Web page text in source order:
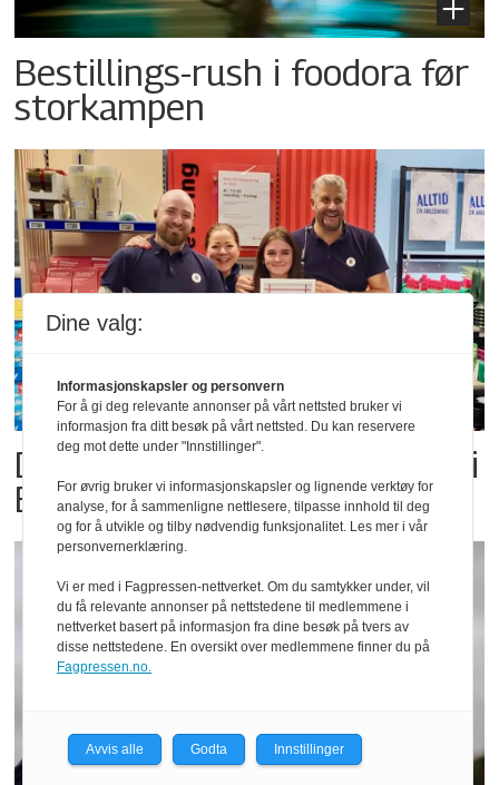
Bestillings-rush i foodora før
storkampen
Dette er landets beste Post i
Butikk
Dine valg:
Informasjonskapsler og personvern
For å gi deg relevante annonser på vårt nettsted bruker vi
informasjon fra ditt besøk på vårt nettsted. Du kan reservere
deg mot dette under "Innstillinger".
For øvrig bruker vi informasjonskapsler og lignende verktøy for
analyse, for å sammenligne nettlesere, tilpasse innhold til deg
og for å utvikle og tilby nødvendig funksjonalitet. Les mer i vår
personvernerklæring.
Vi er med i Fagpressen-nettverket. Om du samtykker under, vil
du få relevante annonser på nettstedene til medlemmene i
nettverket basert på informasjon fra dine besøk på tvers av
disse nettstedene. En oversikt over medlemmene finner du på
Fagpressen.no.
Avvis alle Godta Innstillinger